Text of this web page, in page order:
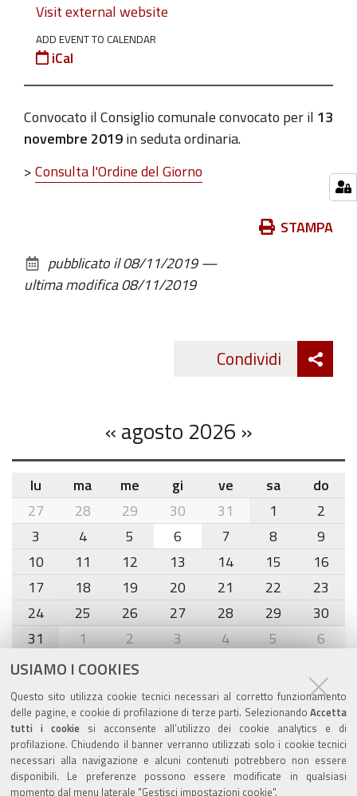
USIAMO I COOKIES
Questo sito utilizza cookie tecnici necessari al corretto funzionamento
delle pagine, e cookie di profilazione di terze parti. Selezionando Accetta
tutti i cookiesi acconsente all’utilizzo dei cookie analytics e di
profilazione. Chiudendo il banner verranno utilizzati solo i cookie tecnici
necessari alla navigazione e alcuni contenuti potrebbero non essere
disponibili. Le preferenze possono essere modificate in qualsiasi
momento dal menu laterale "Gestisci impostazioni cookie".
13T18:00:00+01:00
2019-
11-
13T21:00:00+01:00
Pubblicato
l'Odg
Visit external website
ADD EVENT TO CALENDAR
iCal
Convocato il Consiglio comunale convocato per il 13
novembre 2019in seduta ordinaria.
>Consulta l'Ordine del Giorno
documento
STAMPA
pubblicato il08/11/2019—
ultima modifica08/11/2019
Condividi
«agosto 2026 »
month-
8
lu ma me gi ve sa
do
27
28 29 30 31 1
2
3
4 5 6 7 8
9
10
11 12 13 14 15
16
17
18 19 20 21 22
23
24
25 26 27 28 29
30
31
1 2 3 4 5 6
Agenda eventi
torna alla sezione